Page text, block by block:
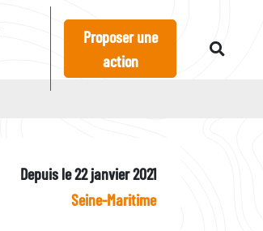
Proposer une
action
Depuis le 22 janvier 2021
Seine-Maritime